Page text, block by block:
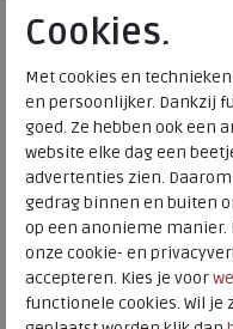
SALE
Piedi Nudi
Cookies.
Met cookies en
en persoonlijker. Dankzij
goed. Ze hebben ook een
website elke dag een
advertenties zien.
gedrag binnen en buiten
op een anonieme manier.
onze cookie- en
accepteren. Kies je voor
functionele cookies. Wil je